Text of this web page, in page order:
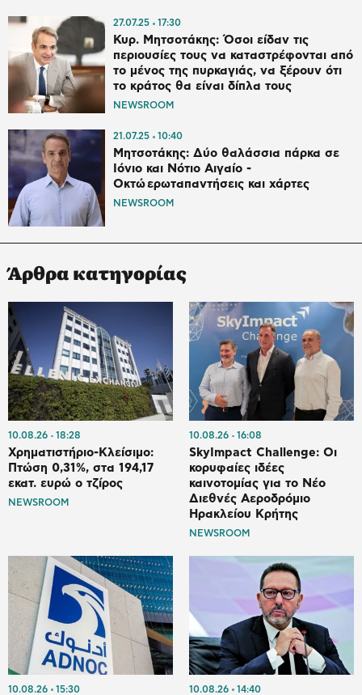
27.07.25 17:30
Κυρ. Μητσοτάκης: Όσοι είδαν τις
περιουσίες τους να καταστρέφονται από
το μένος της πυρκαγιάς, να ξέρουν ότι
το κράτος θα είναι δίπλα τους
NEWSROOM
21.07.25 10:40
Μητσοτάκης: Δύο θαλάσσια πάρκα σε
Ιόνιο και Νότιο Αιγαίο -
Οκτώ ερωταπαντήσεις και χάρτες
NEWSROOM
Άρθρα κατηγορίας
10.08.26 18:28
Χρηματιστήριο-Κλείσιμο:
Πτώση 0,31%, στα 194,17
εκατ. ευρώ ο τζίρος
NEWSROOM
10.08.26 16:08
SkyImpact Challenge: Οι
κορυφαίες ιδέες
καινοτομίας για το Νέο
Διεθνές Αεροδρόμιο
Ηρακλείου Κρήτης
NEWSROOM
10.08.26 15:30 10.08.26 14:40